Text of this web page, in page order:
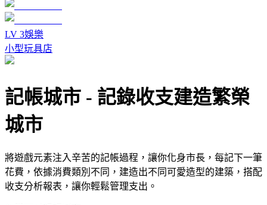
LV 3娛樂
小型玩具店
記帳城市 - 記錄收支建造繁榮
城市
將遊戲元素注入辛苦的記帳過程，讓你化身市長，每記下一筆
花費，依據消費類別不同，建造出不同可愛造型的建築，搭配
收支分析報表，讓你輕鬆管理支出。